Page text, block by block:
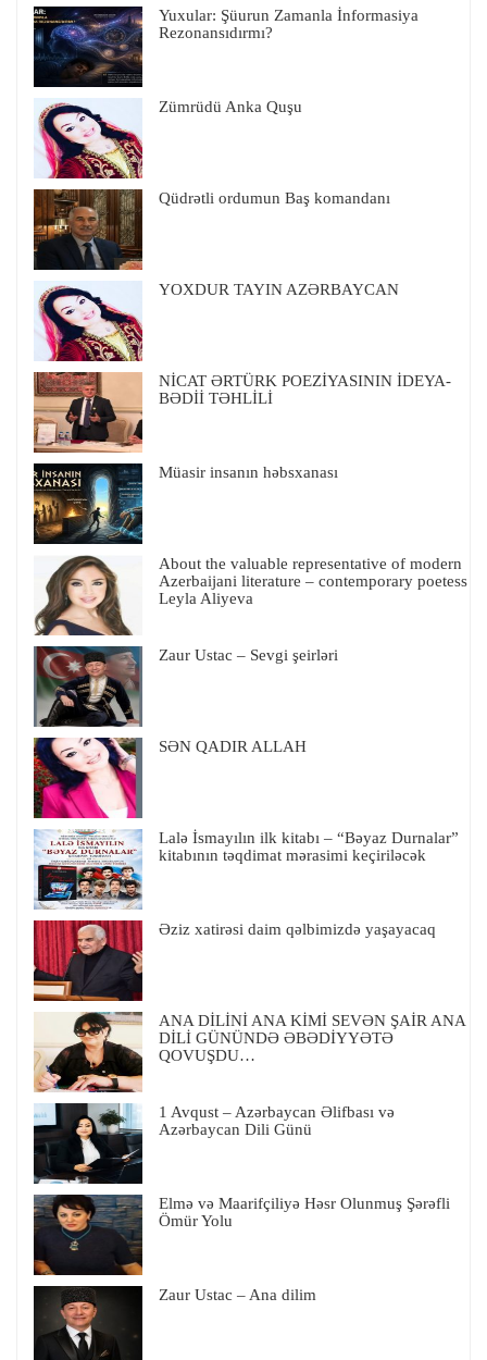
Yuxular: Şüurun Zamanla İnformasiya
Rezonansıdırmı?
Zümrüdü Anka Quşu
Qüdrətli ordumun Baş komandanı
YOXDUR TAYIN AZƏRBAYCAN
NİCAT ƏRTÜRK POEZİYASININ İDEYA-
BƏDİİ TƏHLİLİ
Müasir insanın həbsxanası
About the valuable representative of modern
Azerbaijani literature – contemporary poetess
Leyla Aliyeva
Zaur Ustac – Sevgi şeirləri
SƏN QADIR ALLAH
Lalə İsmayılın ilk kitabı – “Bəyaz Durnalar”
kitabının təqdimat mərasimi keçiriləcək
Əziz xatirəsi daim qəlbimizdə yaşayacaq
ANA DİLİNİ ANA KİMİ SEVƏN ŞAİR ANA
DİLİ GÜNÜNDƏ ƏBƏDİYYƏTƏ
QOVUŞDU…
1 Avqust – Azərbaycan Əlifbası və
Azərbaycan Dili Günü
Elmə və Maarifçiliyə Həsr Olunmuş Şərəfli
Ömür Yolu
Zaur Ustac – Ana dilim